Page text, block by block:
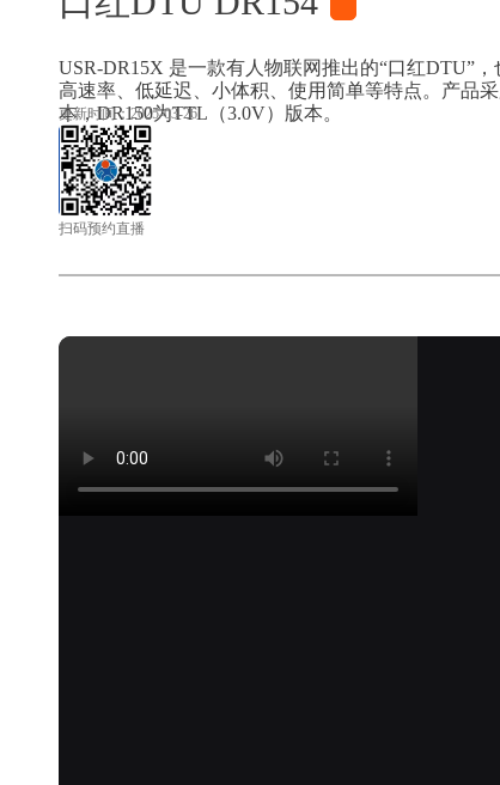
USR-DR15X 是一款有人物联网推出的“口红DTU”
高速率、低延迟、小体积、使用简单等特点。产品
本，DR150为TTL（3.0V）版本。
更新时间：2025-03-26
扫码预约直播